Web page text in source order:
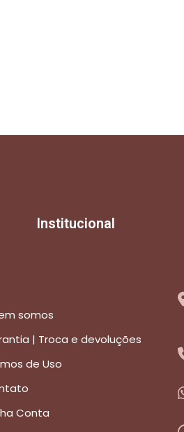
Institucional
somos
| Troca e devoluções
de Uso
Conta